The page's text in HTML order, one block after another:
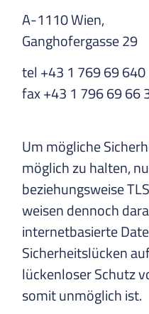
A-1110 Wien,
Ganghofergasse 29
tel +43 1 769 69 640
fax +43 1 796 69 66
Um mögliche
möglich zu halten,
beziehungsweise
weisen dennoch
internetbasierte
Sicherheitslücken
lückenloser Schutz
somit unmöglich ist.